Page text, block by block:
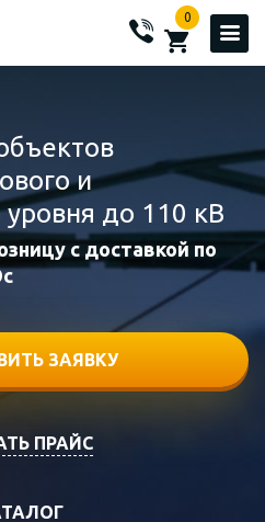
0
и
до 110 кВ
с доставкой по
ЗАЯВКУ
ПРАЙС